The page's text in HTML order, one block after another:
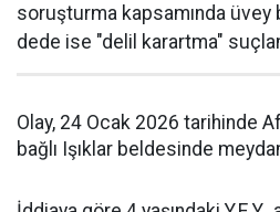
soruşturma kapsamında
dede ise "delil karartma"
Olay, 24 Ocak 2026 tarihinde
bağlı Işıklar beldesinde